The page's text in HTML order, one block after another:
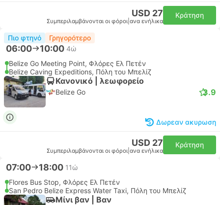
USD 27
Συμπεριλαμβάνονται οι φόροι ανα ενήλικα
Κράτηση
Πιο φτηνό Γρηγορότερο
06:00 10:00 4ώ
Belize Go Meeting Point, Φλόρες Ελ Πετέν
Belize Caving Expeditions, Πόλη του Μπελίζ
Κανονικό | λεωφορείο
Belize Go 3.9
Δωρεαν ακυρωση
USD 27
Συμπεριλαμβάνονται οι φόροι ανα ενήλικα
Κράτηση
07:00 18:00 11ώ
Flores Bus Stop, Φλόρες Ελ Πετέν
San Pedro Belize Express Water Taxi, Πόλη του Μπελίζ
Μίνι βαν | Βαν